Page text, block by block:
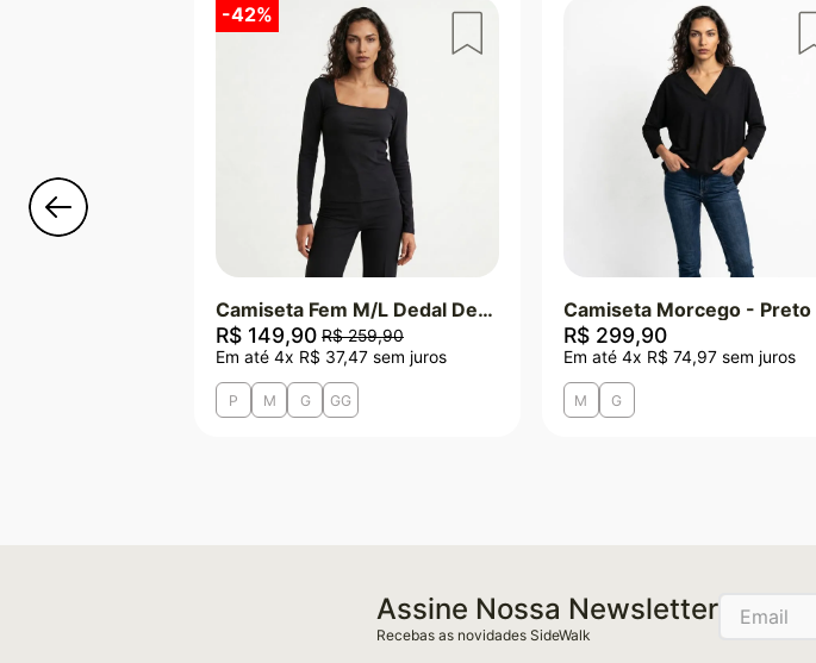
-42%
Camiseta Fem M/L Dedal Dect. Quadrado - Preto
R$ 149,90 R$ 259,90
Em até 4x R$ 37,47 sem juros
P M G GG
Camiseta Morcego - Preto
R$ 299,90
Em até 4x R$ 74,97sem juros
M G
Assine Nossa Newsletter
Recebas as novidades SideWalk